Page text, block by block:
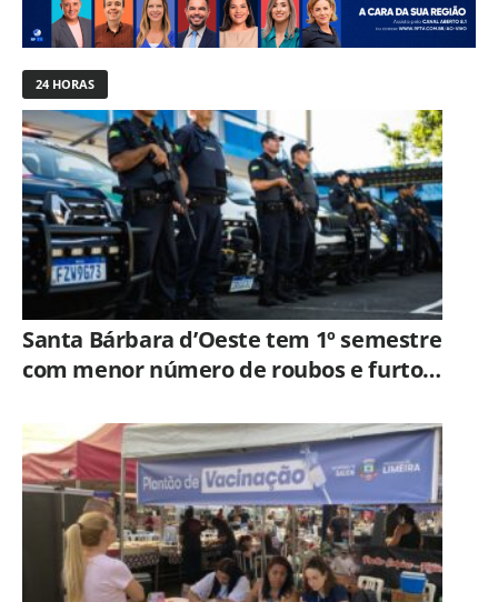
24 HORAS
Santa Bárbara d’Oeste tem 1º semestre
com menor número de roubos e furtos